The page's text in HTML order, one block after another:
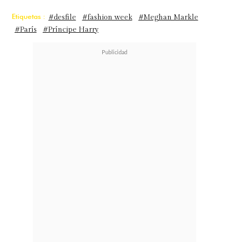
Etiquetas : #desfile #fashion week
#Meghan Markle
#París
#Príncipe Harry